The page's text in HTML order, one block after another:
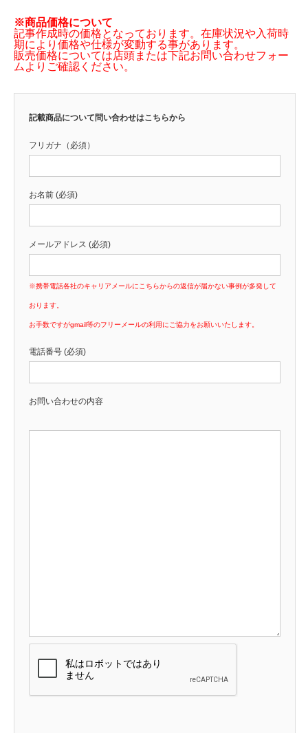
※商品価格について
記事作成時の価格となっております。在庫状況や入荷時
期により価格や仕様が変動する事があります。
販売価格については店頭または下記お問い合わせフォー
ムよりご確認ください。
記載商品について問い合わせはこちらから
フリガナ（必須）
お名前 (必須)
メールアドレス (必須)
※携帯電話各社のキャリアメールにこちらからの返信が届かない事例が多発して
おります。
お手数ですがgmail等のフリーメールの利用にご協力をお願いいたします。
電話番号 (必須)
お問い合わせの内容